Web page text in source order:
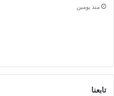
منذ يومين
تابعنا